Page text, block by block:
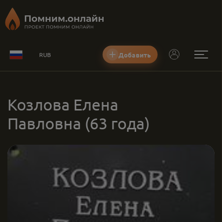
RUB Добавить
Козлова Елена
Павловна (63 года)